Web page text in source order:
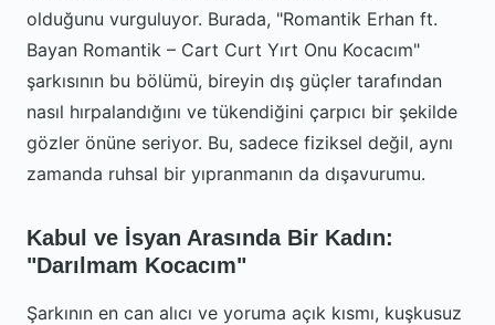
olduğunu vurguluyor. Burada, "Romantik Erhan ft.
Bayan Romantik – Cart Curt Yırt Onu Kocacım"
şarkısının bu bölümü, bireyin dış güçler tarafından
nasıl hırpalandığını ve tükendiğini çarpıcı bir şekilde
gözler önüne seriyor. Bu, sadece fiziksel değil, aynı
zamanda ruhsal bir yıpranmanın da dışavurumu.
Kabul ve İsyan Arasında Bir Kadın:
"Darılmam Kocacım"
Şarkının en can alıcı ve yoruma açık kısmı, kuşkusuz